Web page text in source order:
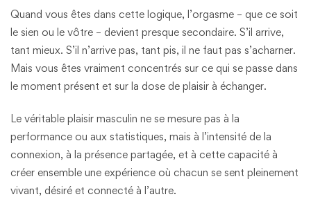
Quand vous êtes dans cette logique, l’orgasme – que ce soit
le sien ou le vôtre – devient presque secondaire. S’il arrive,
tant mieux. S’il n’arrive pas, tant pis, il ne faut pas s’acharner.
Mais vous êtes vraiment concentrés sur ce qui se passe dans
le moment présent et sur la dose de plaisir à échanger.
Le véritable plaisir masculin ne se mesure pas à la
performance ou aux statistiques, mais à l’intensité de la
connexion, à la présence partagée, et à cette capacité à
créer ensemble une expérience où chacun se sent pleinement
vivant, désiré et connecté à l’autre.